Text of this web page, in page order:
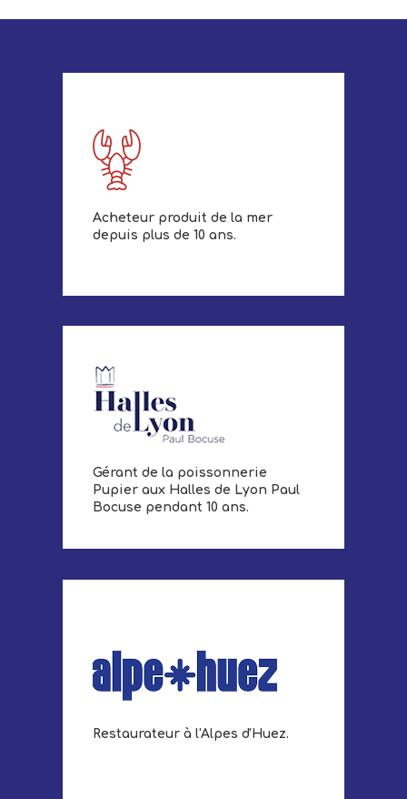
Acheteur produit de la mer
depuis plus de 10 ans.
Gérant de la poissonnerie
Pupier aux Halles de Lyon Paul
Bocuse pendant 10 ans.
Restaurateur à l'Alpes d'Huez.